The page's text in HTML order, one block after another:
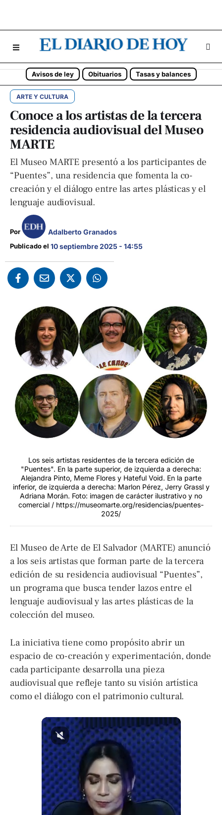
Avisos de ley Obituarios Tasas y balances
ARTE Y CULTURA
Conoce a los artistas de la tercera
residencia audiovisual del Museo
MARTE
El Museo MARTE presentó a los participantes de
“Puentes”, una residencia que fomenta la co-
creación y el diálogo entre las artes plásticas y el
lenguaje audiovisual.
Por Adalberto Granados
Publicado el 10 septiembre 2025 - 14:55
Los seis artistas residentes de la tercera edición de
"Puentes". En la parte superior, de izquierda a derecha:
Alejandra Pinto, Meme Flores y Hateful Void. En la parte
inferior, de izquierda a derecha: Marlon Pérez, Jerry Grassl y
Adriana Morán. Foto: imagen de carácter ilustrativo y no
comercial / https://museomarte.org/residencias/puentes-
2025/
El Museo de Arte de El Salvador (MARTE) anunció
a los seis artistas que forman parte de la tercera
edición de su residencia audiovisual “Puentes”,
un programa que busca tender lazos entre el
lenguaje audiovisual y las artes plásticas de la
colección del museo.
La iniciativa tiene como propósito abrir un
espacio de co-creación y experimentación, donde
cada participante desarrolla una pieza
audiovisual que refleje tanto su visión artística
como el diálogo con el patrimonio cultural.